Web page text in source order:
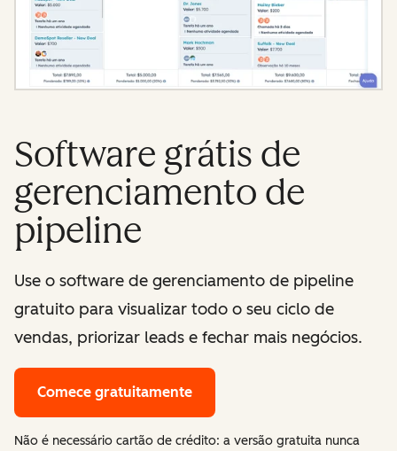
Software grátis de
gerenciamento de
pipeline
Use o software de gerenciamento de pipeline
gratuito para visualizar todo o seu ciclo de
vendas, priorizar leads e fechar mais negócios.
Comece gratuitamente
Não é necessário cartão de crédito: a versão gratuita nunca